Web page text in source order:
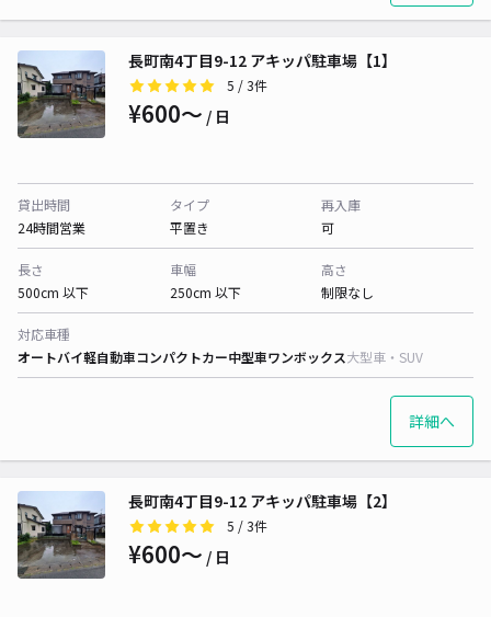
長町南4丁目9-12 アキッパ駐車場【1】
5 / 3件
¥600〜 / 日
貸出時間
24時間営業
タイプ
平置き
再入庫
可
長さ
500cm 以下
車幅
250cm 以下
高さ
制限なし
対応車種
オートバイ軽自動車コンパクトカー中型車ワンボックス大型車・SUV
詳細へ
長町南4丁目9-12 アキッパ駐車場【2】
5 / 3件
¥600〜 / 日